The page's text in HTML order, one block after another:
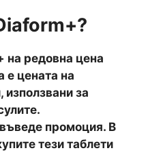
на редовна цена
е цената на
използвани за
промоция. В
тези таблети